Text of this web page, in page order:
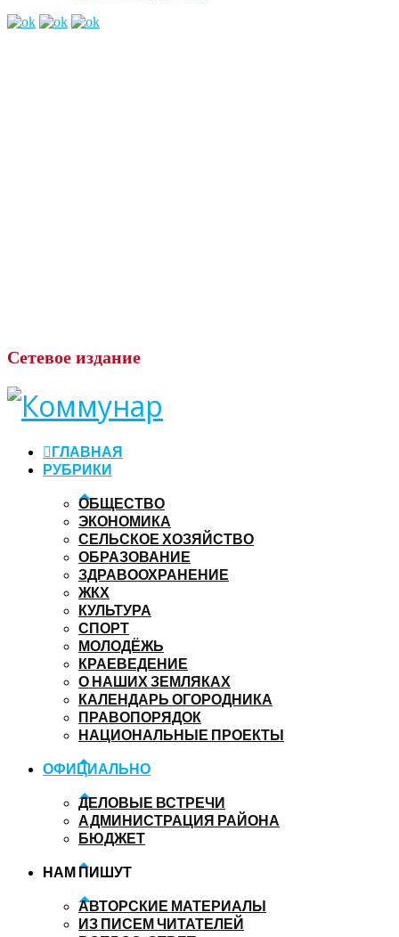
Сетевое издание
ГЛАВНАЯ
РУБРИКИ
ОБЩЕСТВО
ЭКОНОМИКА
СЕЛЬСКОЕ ХОЗЯЙСТВО
ОБРАЗОВАНИЕ
ЗДРАВООХРАНЕНИЕ
ЖКХ
КУЛЬТУРА
СПОРТ
МОЛОДЁЖЬ
КРАЕВЕДЕНИЕ
О НАШИХ ЗЕМЛЯКАХ
КАЛЕНДАРЬ ОГОРОДНИКА
ПРАВОПОРЯДОК
НАЦИОНАЛЬНЫЕ ПРОЕКТЫ
ОФИЦИАЛЬНО
ДЕЛОВЫЕ ВСТРЕЧИ
АДМИНИСТРАЦИЯ РАЙОНА
БЮДЖЕТ
НАМ ПИШУТ
АВТОРСКИЕ МАТЕРИАЛЫ
ИЗ ПИСЕМ ЧИТАТЕЛЕЙ